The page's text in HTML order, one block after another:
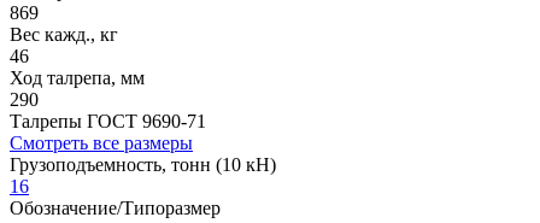
869
Вес кажд., кг
46
Ход талрепа, мм
290
Талрепы ГОСТ 9690-71
Смотреть все размеры
Грузоподъемность, тонн (10 кН)
16
Обозначение/Типоразмер